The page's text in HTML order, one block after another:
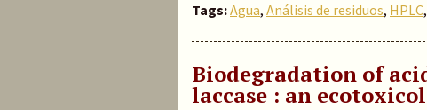
Tags:Agua, Análisis de residuos, HPLC,
Biodegradation of
laccase : an